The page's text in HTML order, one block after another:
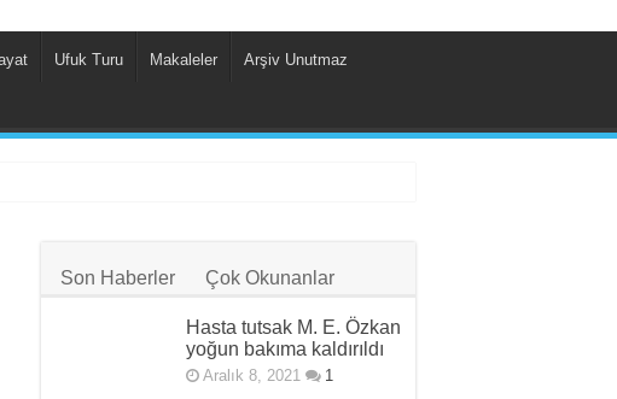
Ufuk Turu Makaleler Arşiv Unutmaz
Son Haberler Çok Okunanlar
Hasta tutsak M. E. Özkan
yoğun bakıma kaldırıldı
Aralık 8, 2021 1